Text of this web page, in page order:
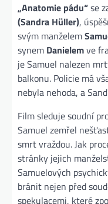
„Anatomie pádu“se
(Sandra Hüller),
svým manželem
synem Danielemve
je Samuel nalezen
balkonu. Policie má
nebyla nehoda, a
Film sleduje soudní
Samuel zemřel
smrt vraždou. Jak
stránky jejich
Samuelových
bránit nejen před
spekulacemi, které